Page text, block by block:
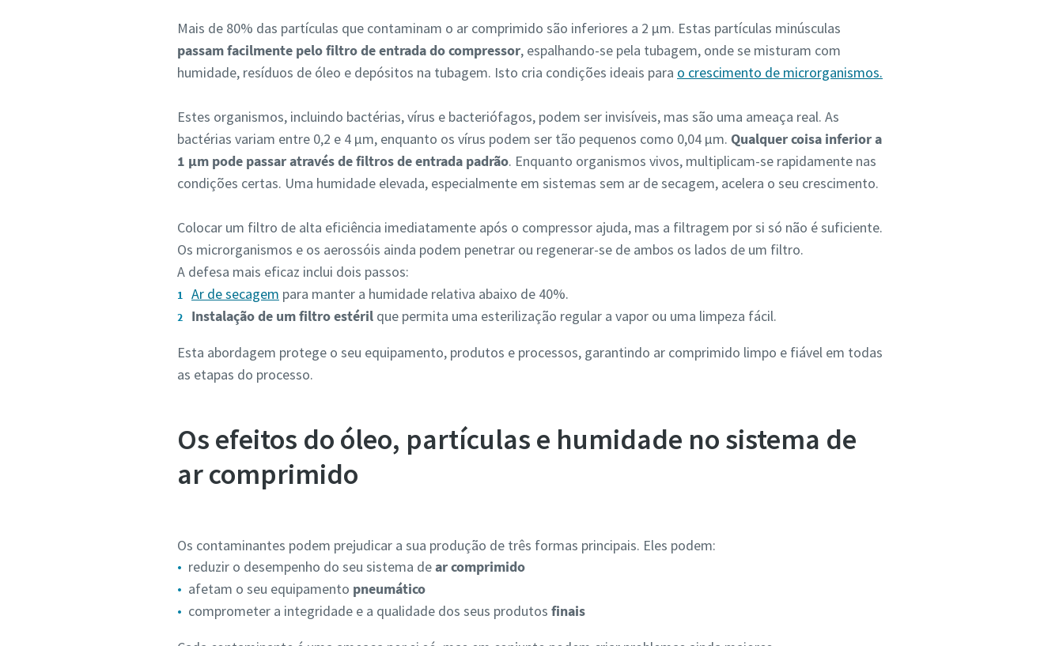
Mais de 80% das partículas que contaminam o ar comprimido são inferiores a 2 µm. Estas partículas minúsculas
passam facilmente pelo filtro de entrada do compressor, espalhando-se pela tubagem, onde se misturam com
humidade, resíduos de óleo e depósitos na tubagem. Isto cria condições ideais para o crescimento de microrganismos.
Estes organismos, incluindo bactérias, vírus e bacteriófagos, podem ser invisíveis, mas são uma ameaça real. As
bactérias variam entre 0,2 e 4 µm, enquanto os vírus podem ser tão pequenos como 0,04 µm. Qualquer coisa inferior a
1 µm pode passar através de filtros de entrada padrão. Enquanto organismos vivos, multiplicam-se rapidamente nas
condições certas. Uma humidade elevada, especialmente em sistemas sem ar de secagem, acelera o seu crescimento.
Colocar um filtro de alta eficiência imediatamente após o compressor ajuda, mas a filtragem por si só não é suficiente.
Os microrganismos e os aerossóis ainda podem penetrar ou regenerar-se de ambos os lados de um filtro.
A defesa mais eficaz inclui dois passos:
Ar de secagem para manter a humidade relativa abaixo de 40%.
Instalação de um filtro estéril que permita uma esterilização regular a vapor ou uma limpeza fácil.
Esta abordagem protege o seu equipamento, produtos e processos, garantindo ar comprimido limpo e fiável em todas
as etapas do processo.
Os efeitos do óleo, partículas e humidade no sistema de
ar comprimido
Os contaminantes podem prejudicar a sua produção de três formas principais. Eles podem:
reduzir o desempenho do seu sistema dear comprimido
afetam o seu equipamento pneumático
comprometer a integridade e a qualidade dos seus produtos finais